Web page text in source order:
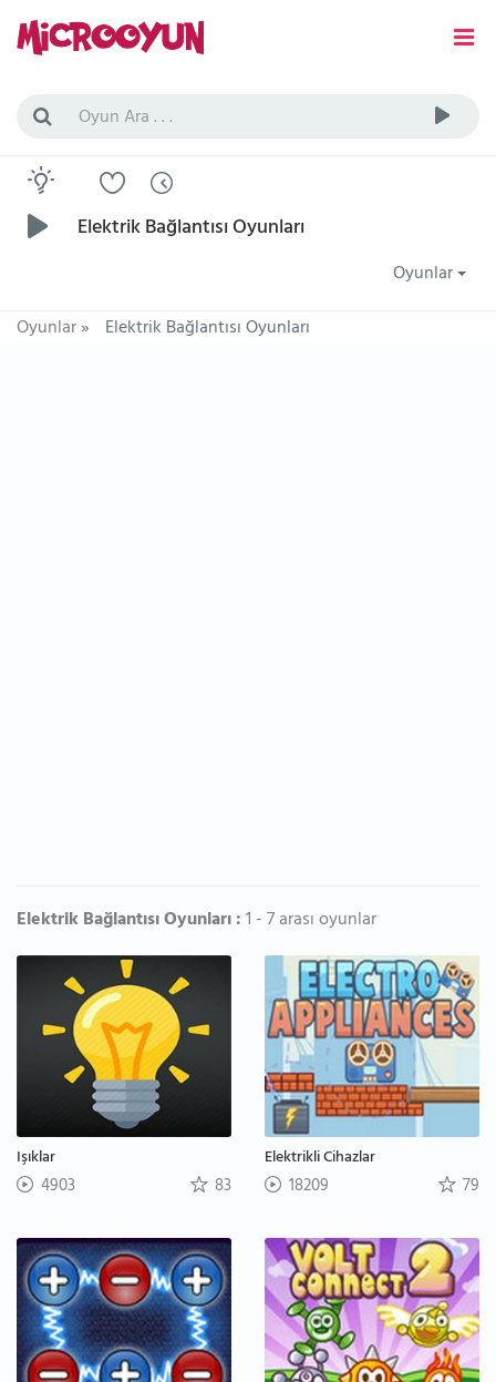
Elektrik Bağlantısı Oyunları
Oyunlar
Oyunlar» Elektrik Bağlantısı Oyunları
Elektrik Bağlantısı Oyunları :1 - 7 arası oyunlar
Işıklar
4903 83
Elektrikli Cihazlar
18209 79